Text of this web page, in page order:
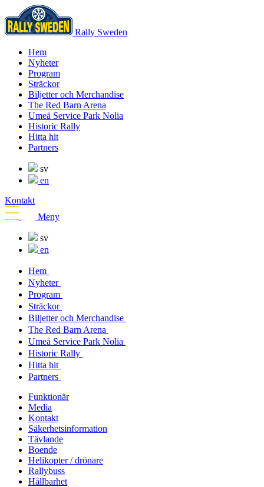
Rally Sweden
Hem
Nyheter
Program
Sträckor
Biljetter och Merchandise
The Red Barn Arena
Umeå Service Park Nolia
Historic Rally
Hitta hit
Partners
sv
en
Kontakt
Meny
sv
en
Hem
Nyheter
Program
Sträckor
Biljetter och Merchandise
The Red Barn Arena
Umeå Service Park Nolia
Historic Rally
Hitta hit
Partners
Funktionär
Media
Kontakt
Säkerhetsinformation
Tävlande
Boende
Helikopter / drönare
Rallybuss
Hållbarhet